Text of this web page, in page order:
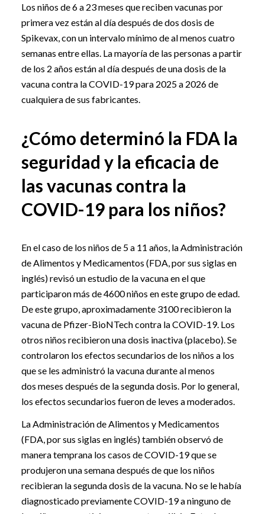
Los niños de 6 a 23 meses que reciben vacunas por
primera vez están al día después de dos dosis de
Spikevax, con un intervalo mínimo de al menos cuatro
semanas entre ellas. La mayoría de las personas a partir
de los 2 años están al día después de una dosis de la
vacuna contra la COVID-19 para 2025 a 2026 de
cualquiera de sus fabricantes.
¿Cómo determinó la FDA la
seguridad y la eficacia de
las vacunas contra la
COVID-19 para los niños?
En el caso de los niños de 5 a 11 años, la Administración
de Alimentos y Medicamentos (FDA, por sus siglas en
inglés) revisó un estudio de la vacuna en el que
participaron más de 4600 niños en este grupo de edad.
De este grupo, aproximadamente 3100 recibieron la
vacuna de Pfizer-BioNTech contra la COVID-19. Los
otros niños recibieron una dosis inactiva (placebo). Se
controlaron los efectos secundarios de los niños a los
que se les administró la vacuna durante al menos
dos meses después de la segunda dosis. Por lo general,
los efectos secundarios fueron de leves a moderados.
La Administración de Alimentos y Medicamentos
(FDA, por sus siglas en inglés) también observó de
manera temprana los casos de COVID-19 que se
produjeron una semana después de que los niños
recibieran la segunda dosis de la vacuna. No se le había
diagnosticado previamente COVID-19 a ninguno de